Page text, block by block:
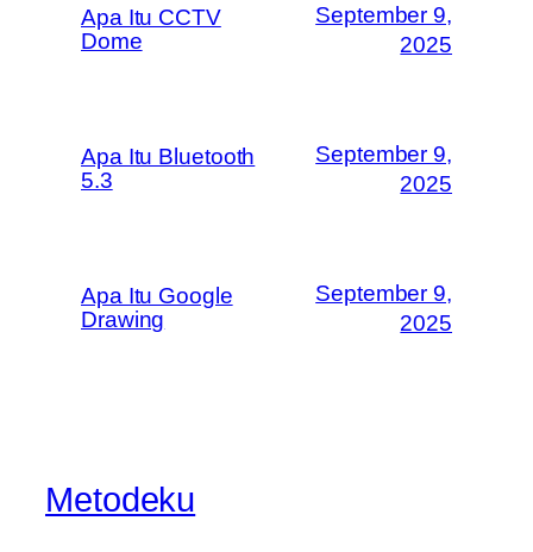
Apa Itu CCTV
Dome
September 9,
2025
Apa Itu Bluetooth
5.3
September 9,
2025
Apa Itu Google
Drawing
September 9,
2025
Metodeku